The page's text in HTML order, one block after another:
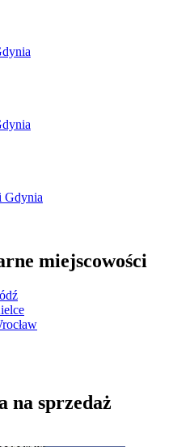
Gdynia
miejscowości
na sprzedaż